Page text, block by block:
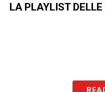
LA PLAYLIST